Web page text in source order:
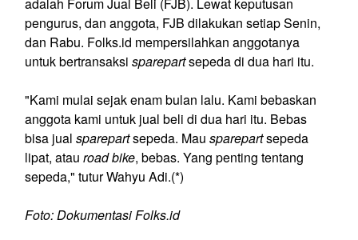
pengurus, dan anggota, FJB dilakukan setiap Senin,
dan Rabu. Folks.id mempersilahkan anggotanya
untuk bertransaksi sparepartsepeda di dua hari itu.
"Kami mulai sejak enam bulan lalu. Kami bebaskan
anggota kami untuk jual beli di dua hari itu. Bebas
bisa jual sparepartsepeda. Mau sparepartsepeda
lipat, atau road bike, bebas. Yang penting tentang
sepeda," tutur Wahyu Adi.(*)
Foto: Dokumentasi Folks.id